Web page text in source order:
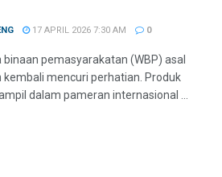
17 APRIL 2026 7:30 AM 0
binaan pemasyarakatan (WBP) asal
kembali mencuri perhatian. Produk
dalam pameran internasional ...